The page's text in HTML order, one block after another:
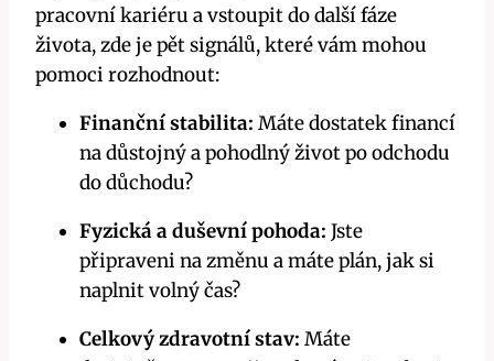
pracovní kariéru a vstoupit do další fáze
života, zde je pět signálů, které vám mohou
pomoci rozhodnout:
Finanční stabilita: Máte dostatek financí
na důstojný a pohodlný život po odchodu
do důchodu?
Fyzická a duševní pohoda: Jste
připraveni na změnu a máte plán, jak si
naplnit volný čas?
Celkový zdravotní stav: Máte